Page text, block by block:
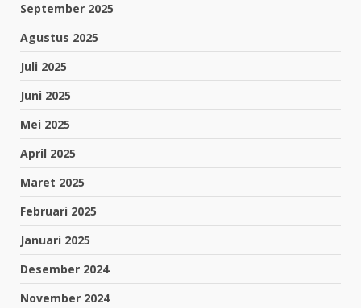
September 2025
Agustus 2025
Juli 2025
Juni 2025
Mei 2025
April 2025
Maret 2025
Februari 2025
Januari 2025
Desember 2024
November 2024